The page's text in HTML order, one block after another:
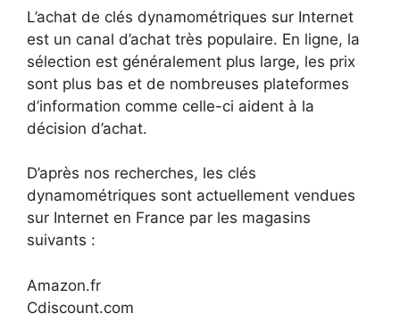
L’achat de clés dynamométriques sur Internet
est un canal d’achat très populaire. En ligne, la
sélection est généralement plus large, les prix
sont plus bas et de nombreuses plateformes
d’information comme celle-ci aident à la
décision d’achat.
D’après nos recherches, les clés
dynamométriques sont actuellement vendues
sur Internet en France par les magasins
suivants :
Amazon.fr
Cdiscount.com